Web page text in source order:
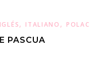
, ITALIANO , POLACO
PASCUA